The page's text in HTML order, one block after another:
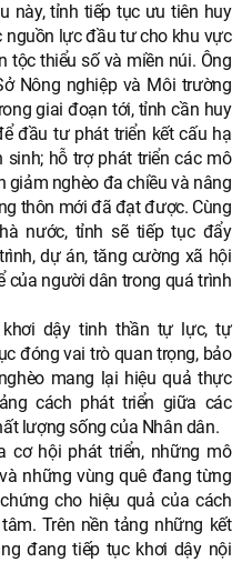
này, tỉnh tiếp tục ưu tiên huy
nguồn lực đầu tư cho khu vực
tộc thiểu số và miền núi. Ông
Nông nghiệp và Môi trường
giai đoạn tới, tỉnh cần huy
đầu tư phát triển kết cấu hạ
hỗ trợ phát triển các mô
giảm nghèo đa chiều và nâng
thôn mới đã đạt được. Cùng
nước, tỉnh sẽ tiếp tục đẩy
dự án, tăng cường xã hội
của người dân trong quá trình
dậy tinh thần tự lực, tự
đóng vai trò quan trọng, bảo
mang lại hiệu quả thực
cách phát triển giữa các
lượng sống của Nhân dân.
cơ hội phát triển, những mô
những vùng quê đang từng
cho hiệu quả của cách
Trên nền tảng những kết
đang tiếp tục khơi dậy nội